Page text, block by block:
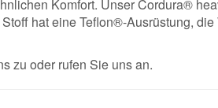
Komfort. Unser Cordura®
hat eine Teflon®-Ausrüstung,
zu oder rufen Sie uns an.